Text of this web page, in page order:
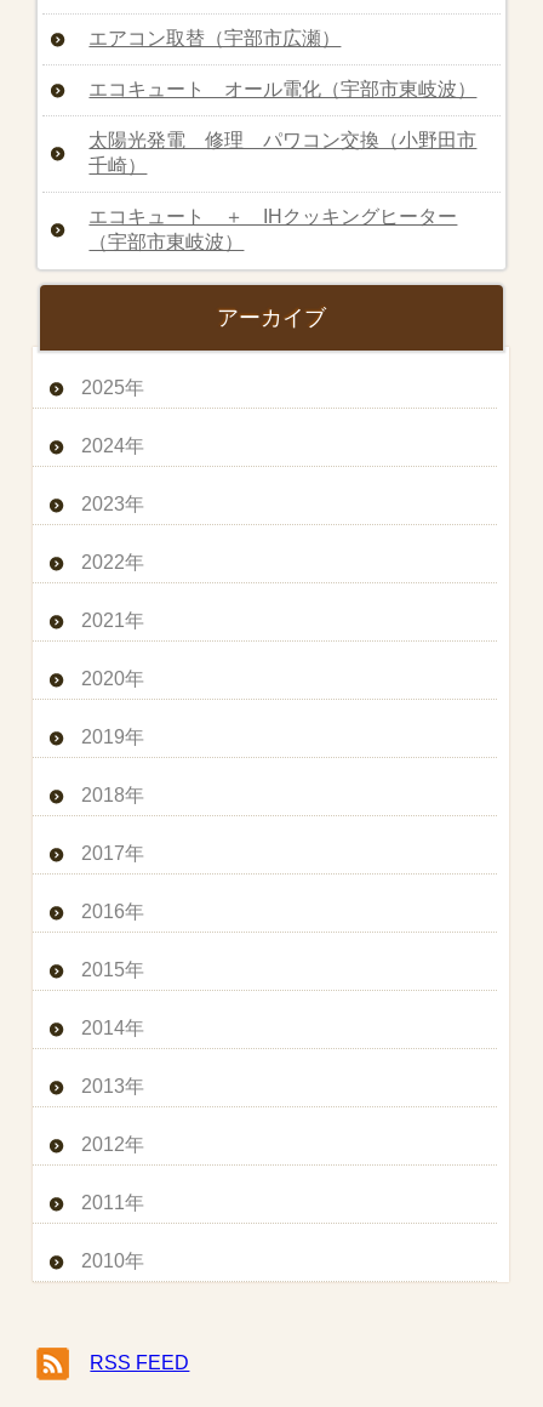
エアコン取替（宇部市広瀬）
エコキュート オール電化（宇部市東岐波）
太陽光発電 修理 パワコン交換（小野田市
千崎）
エコキュート ＋ IHクッキングヒーター
（宇部市東岐波）
アーカイブ
2025年
2024年
2023年
2022年
2021年
2020年
2019年
2018年
2017年
2016年
2015年
2014年
2013年
2012年
2011年
2010年
RSS FEED